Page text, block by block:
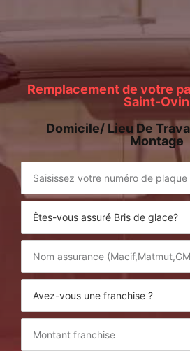
Remplacement de votre
Saint-Ovin
Domicile/ Lieu De
Montage